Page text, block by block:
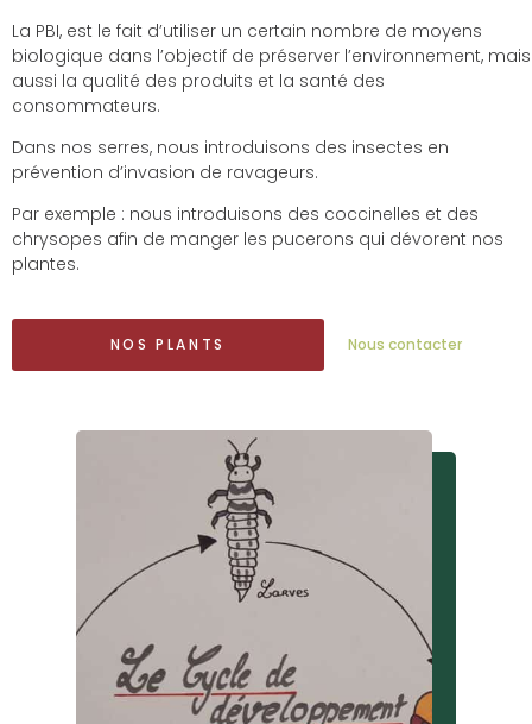
La PBI, est le fait d’utiliser un certain nombre de moyens
biologique dans l’objectif de préserver l’environnement, mais
aussi la qualité des produits et la santé des
consommateurs.
Dans nos serres, nous introduisons des insectes en
prévention d’invasion de ravageurs.
Par exemple : nous introduisons des coccinelles et des
chrysopes afin de manger les pucerons qui dévorent nos
plantes.
NOS PLANTS Nous contacter